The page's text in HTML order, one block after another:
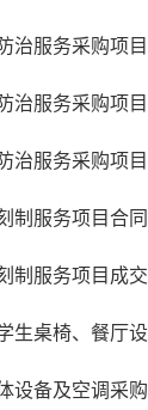
治服务采购项
治服务采购项
治服务采购项
制服务项目合
制服务项目成
生桌椅、餐厅
设备及空调采